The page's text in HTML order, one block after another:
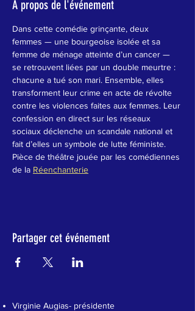
À propos de l'événement
Dans cette comédie grinçante, deux
femmes — une bourgeoise isolée et sa
femme de ménage atteinte d’un cancer —
se retrouvent liées par un double meurtre :
chacune a tué son mari. Ensemble, elles
transforment leur crime en acte de révolte
contre les violences faites aux femmes. Leur
confession en direct sur les réseaux
sociaux déclenche un scandale national et
fait d’elles un symbole de lutte féministe.
Pièce de théâtre jouée par les comédiennes
de la Réenchanterie
Partager cet événement
Virginie Augias- présidente